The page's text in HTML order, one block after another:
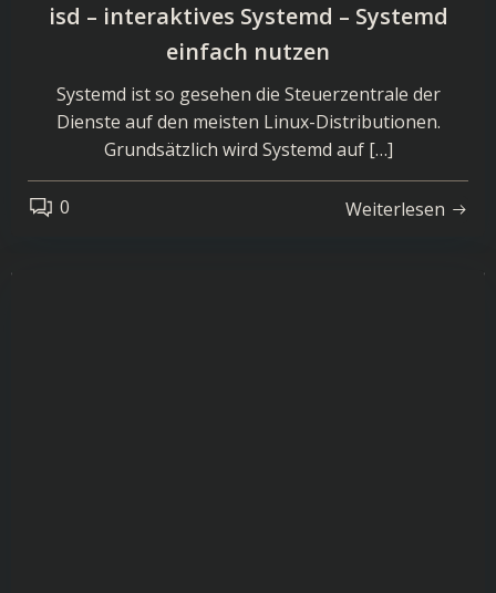
isd – interaktives Systemd – Systemd
einfach nutzen
Systemd ist so gesehen die Steuerzentrale der
Dienste auf den meisten Linux-Distributionen.
Grundsätzlich wird Systemd auf […]
0 Weiterlesen